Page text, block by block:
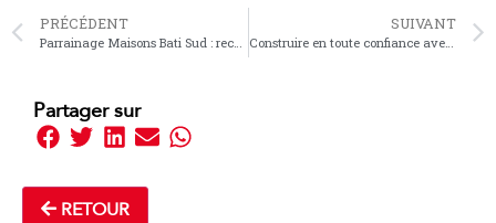
PRÉCÉDENT
Parrainage Maisons Bati Sud : recommandez-nous et recevez jusqu’à 1 000 €
SUIVANT
Construire en toute confiance avec Maisons Bati Sud : pourquoi le choix de votre garant est essentiel
Partager sur
RETOUR